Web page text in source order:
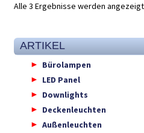
Alle 3 Ergebnisse werden angezeigt
ARTIKEL
Bürolampen
LED Panel
Downlights
Deckenleuchten
Außenleuchten